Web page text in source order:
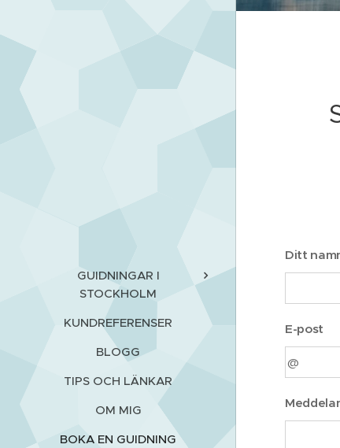
GUIDNINGAR I
STOCKHOLM
KUNDREFERENSER
BLOGG
TIPS OCH LÄNKAR
OM MIG
BOKA EN GUIDNING
Ditt
E-post